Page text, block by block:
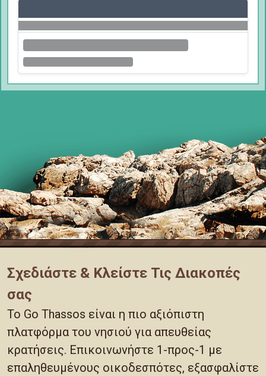
Σχεδιάστε & Κλείστε Τις Διακοπές
σας
Το Go Thassos είναι η πιο αξιόπιστη
πλατφόρμα του νησιού για απευθείας
κρατήσεις. Επικοινωνήστε 1-προς-1 με
επαληθευμένους οικοδεσπότες, εξασφαλίστε